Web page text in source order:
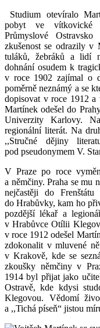
Studium otevíralo
pobyt ve vítkovické
Průmyslové
zkušenost se odrazily v
tuláků, žebráků a lidí
dohnání osudem k
v roce 1902 zajímal o
poměrně neznámý a se
dopisovat v roce 1912
Martínek odešel do
Univerzity Karlovy.
regionální literát. Na
,,Stručné dějiny
pod pseudonymem V.
V Praze po roce
a němčiny. Praha se mu
nejčastěji do
do Hrabůvky, kam ho
pozdější lékař a
v Hrabůvce Otílii
v roce 1912 odešel
zdokonalit v mluvené
v Krakově, kde se
zkoušky němčiny v
1914 byl přijat jako
Ostravě, kde kdysi
Klegovou. Vědomí
a ,,Tichá píseň“ jistou